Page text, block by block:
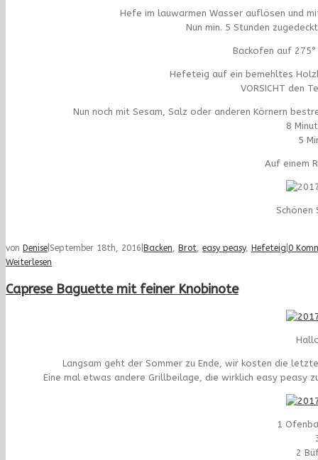
Hefe im lauwarmen Wasser auflösen und
Nun min. 5 Stunden
Backofen auf
Hefeteig auf ein bemehltes
VORSICHT den
Nun noch mit Sesam, Salz oder anderen Körnern
8
5
Auf einem
Schönen
von Denise September 18th, 2016 Backen Brot easy peasy, Hefeteig 0
Weiterlesen
Caprese Baguette mit feiner Knobinote
Langsam geht der Sommer zu Ende, wir kosten die
Eine mal etwas andere Grillbeilage, die wirklich easy
1
2